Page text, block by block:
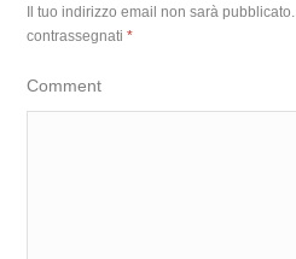
Il tuo indirizzo email non sarà pubblicato.
contrassegnati*
Comment